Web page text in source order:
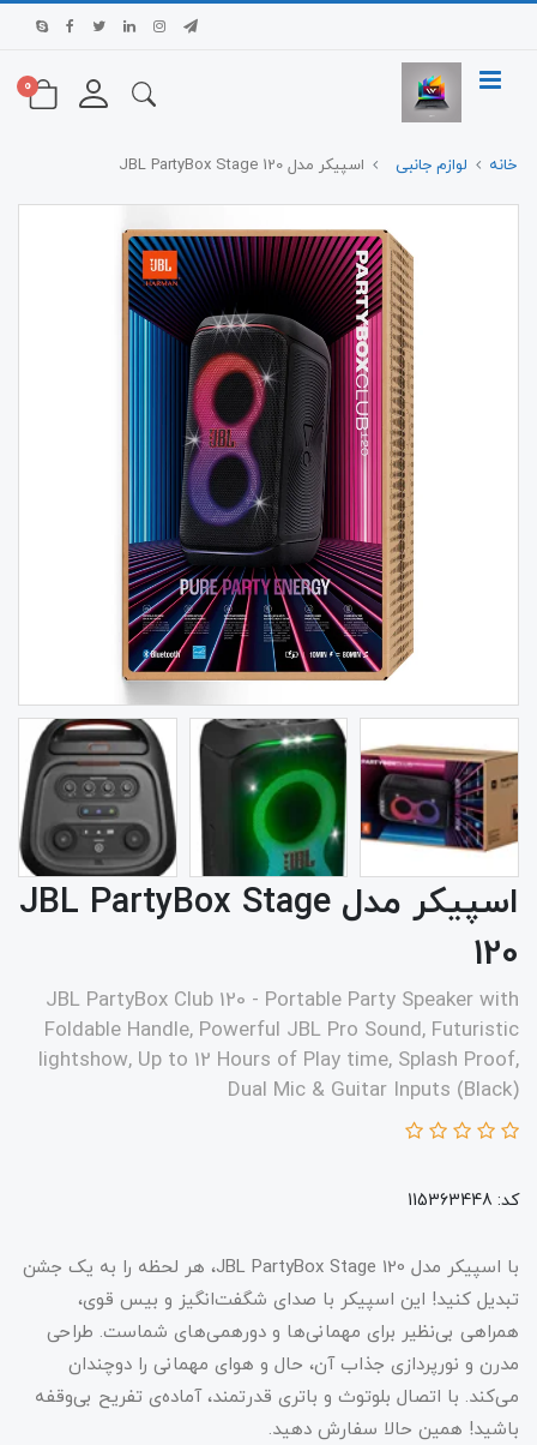
0
خانه لوازم جانبی اسپیکر مدل JBL PartyBox Stage 120
اسپیکر مدل JBL PartyBox Stage
120
JBL PartyBox Club 120 - Portable Party Speaker with
Foldable Handle, Powerful JBL Pro Sound, Futuristic
lightshow, Up to 12 Hours of Play time, Splash Proof,
Dual Mic & Guitar Inputs (Black)
کد: 115363448
با اسپیکر مدل JBL PartyBox Stage 120، هر لحظه را به یک جشن
تبدیل کنید! این اسپیکر با صدای شگفت‌انگیز و بیس قوی،
همراهی بی‌نظیر برای مهمانی‌ها و دورهمی‌های شماست. طراحی
مدرن و نورپردازی جذاب آن، حال و هوای مهمانی را دوچندان
می‌کند. با اتصال بلوتوث و باتری قدرتمند، آماده‌ی تفریح بی‌وقفه
باشید! همین حالا سفارش دهید.